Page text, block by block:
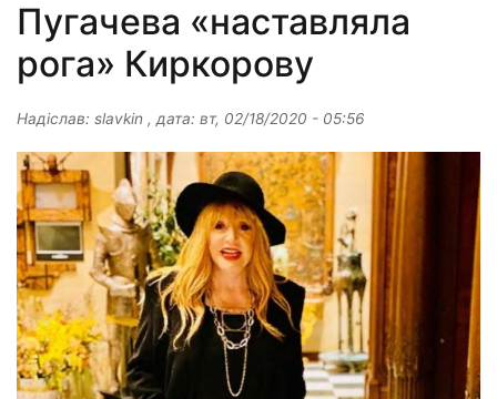
Пугачева «наставляла
рога» Киркорову
Надіслав: slavkin , дата: вт, 02/18/2020 - 05:56